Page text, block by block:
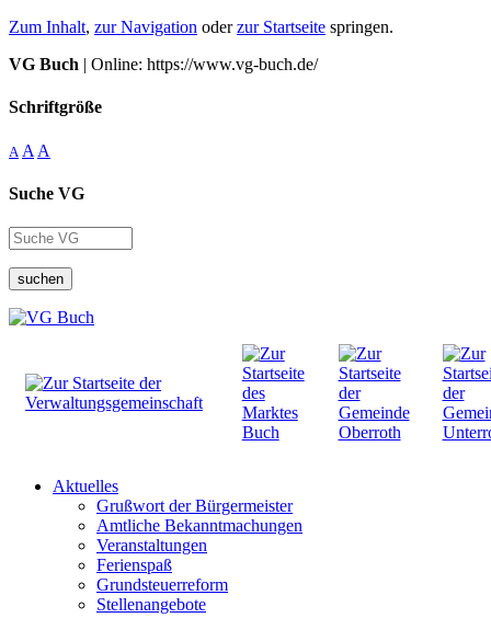
Zum Inhalt, zur Navigation oderzur Startseite springen.
VG Buch | Online: https://www.vg-buch.de/
Schriftgröße
A A A
Suche VG
suchen
Aktuelles
Grußwort der Bürgermeister
Amtliche Bekanntmachungen
Veranstaltungen
Ferienspaß
Grundsteuerreform
Stellenangebote